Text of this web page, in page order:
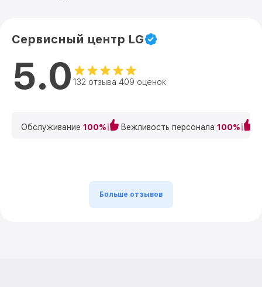
Сервисный центр LG
5.0 132 отзыва 409 оценок
Обслуживание 100% Вежливость персонала 100%
Больше отзывов